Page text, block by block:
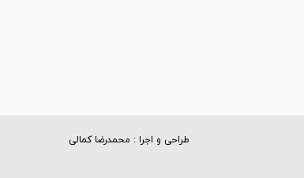
طراحی و اجرا : محمدرضا کمالی